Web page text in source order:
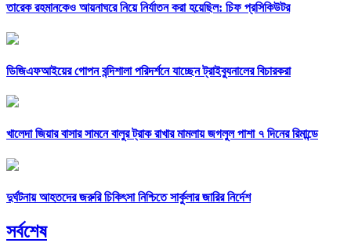
তারেক রহমানকেও আয়নাঘরে নিয়ে নির্যাতন করা হয়েছিল: চিফ প্রসিকিউটর
ডিজিএফআইয়ের গোপন বন্দিশালা পরিদর্শনে যাচ্ছেন ট্রাইব্যুনালের বিচারকরা
খালেদা জিয়ার বাসার সামনে বালুর ট্রাক রাখার মামলায় জগলুল পাশা ৭ দিনের রিমান্ডে
দুর্ঘটনায় আহতদের জরুরি চিকিৎসা নিশ্চিতে সার্কুলার জারির নির্দেশ
সর্বশেষ